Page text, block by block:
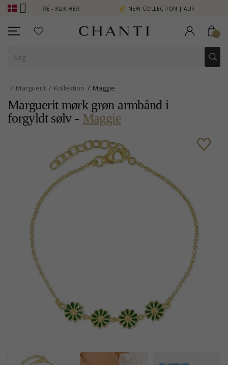
SE MERE - KLIK HER NEW COLLECTION | AURA
Marguerit Kollektion Maggie
Marguerit mørk grøn armbånd i
forgyldt sølv - Maggie